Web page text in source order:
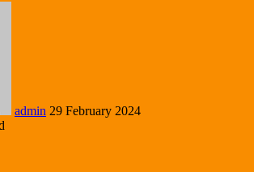
admin 29 February 2024